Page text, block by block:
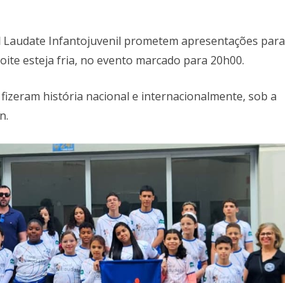
Laudate Infantojuvenil prometem apresentações para
esteja fria, no evento marcado para 20h00.
história nacional e internacionalmente, sob a